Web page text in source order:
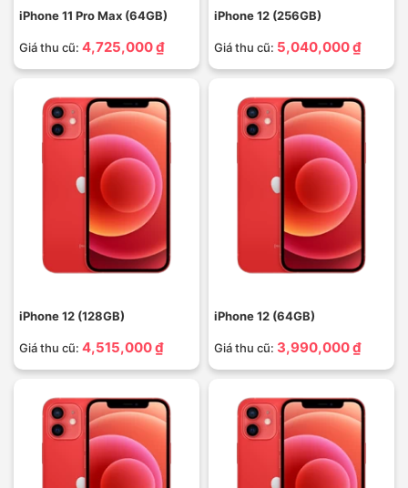
iPhone 11 Pro Max (64GB)
Giá thu cũ: 4,725,000 ₫
iPhone 12 (256GB)
Giá thu cũ: 5,040,000 ₫
iPhone 12 (128GB)
Giá thu cũ: 4,515,000 ₫
iPhone 12 (64GB)
Giá thu cũ: 3,990,000 ₫